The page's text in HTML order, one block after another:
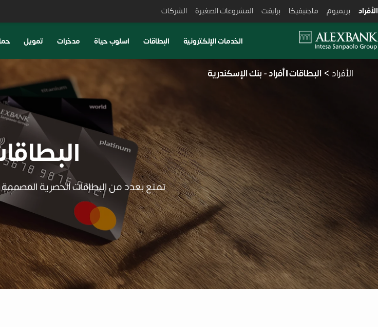
Skiplinks
الأفراد بريميوم ماجنيفيكا برايفت المشروعات الصغيرة الشركات
الخدمات الإلكترونية البطاقات اسلوب حياة مدخرات تمويل
الأفراد البطاقات | أفراد - بنك الإسكندرية
تمتع بعدد من البطاقات الحصرية